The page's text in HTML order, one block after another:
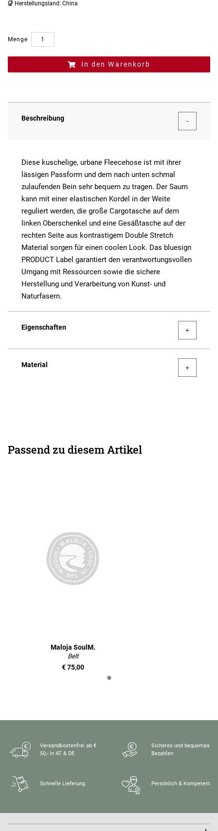
Herstellungsland: China
Menge
In den Warenkorb
Beschreibung
Diese kuschelige, urbane Fleecehose ist mit ihrer
lässigen Passform und dem nach unten schmal
zulaufenden Bein sehr bequem zu tragen. Der Saum
kann mit einer elastischen Kordel in der Weite
reguliert werden, die große Cargotasche auf dem
linken Oberschenkel und eine Gesäßtasche auf der
rechten Seite aus kontrastigem Double Stretch
Material sorgen für einen coolen Look. Das bluesign
PRODUCT Label garantiert den verantwortungsvollen
Umgang mit Ressourcen sowie die sichere
Herstellung und Verarbeitung von Kunst- und
Naturfasern.
Eigenschaften
Material
Passend zu diesem Artikel
Maloja SoulM.
Belt
€ 75,00
Versandkostenfrei ab €
50,- in AT & DE
Sicheres und bequemes
Bezahlen
Schnelle Lieferung Persönlich & Kompetent